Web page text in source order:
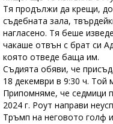
Тя продължи да крещи,
съдебната зала,
нагласено. Тя беше
чакаше отвън с брат си
която отведе баща им.
Съдията обяви, че
18 декември в 9:30 ч.
Припомняме, че седмици
2024 г. Роут направи
Тръмп на неговото голф